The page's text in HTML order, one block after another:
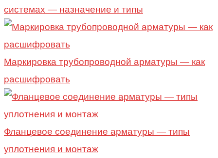
системах — назначение и типы
Маркировка трубопроводной арматуры — как
расшифровать
Фланцевое соединение арматуры — типы
уплотнения и монтаж